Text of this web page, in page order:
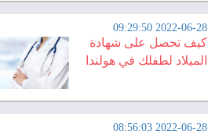
2022-06-28 09:29:50
كيف تحصل على شهادة
الميلاد لطفلك في هولندا
2022-06-28 08:56:03